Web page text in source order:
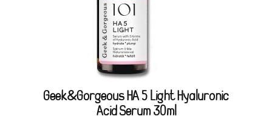
Geek&Gorgeous HA 5 Light Hyaluronic
Acid Serum 30ml